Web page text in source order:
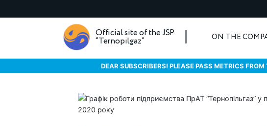
Official site of the JSP
“Ternopilgaz” ON THE
DEAR SUBSCRIBERS! PLEASE PASS METRICS